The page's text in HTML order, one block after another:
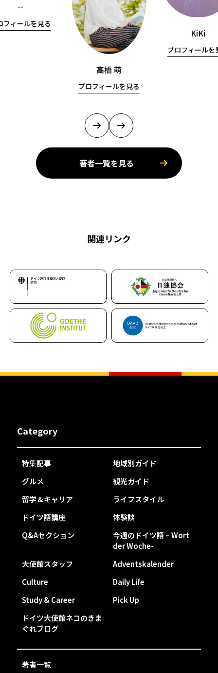
--
フィールを見る
高橋 萌
プロフィールを見る
KiKi
プロフィールを
著者一覧を見る
関連リンク
Category
特集記事
地域別ガイド
グルメ
観光ガイド
留学＆キャリア
ライフスタイル
ドイツ語講座
体験談
Q&Aセクション
今週のドイツ語 – Wort
der Woche-
大使館スタッフ
Adventskalender
Culture
Daily Life
Study & Career
Pick Up
ドイツ大使館ネコのきま
ぐれブログ
著者一覧